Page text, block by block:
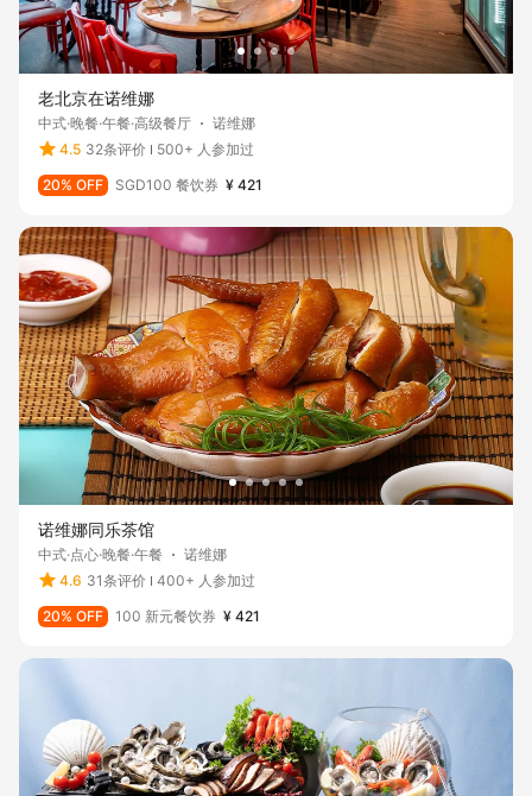
老北京在诺维娜
中式·晚餐·午餐·高级餐厅
诺维娜
4.5 32条评价
500+ 人参加过
20% OFF
SGD100 餐饮券 ¥ 421
诺维娜同乐茶馆
中式·点心·晚餐·午餐
诺维娜
4.6 31条评价
400+ 人参加过
20% OFF
100 新元餐饮券 ¥ 421